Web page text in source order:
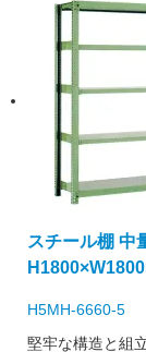
スチール棚 中
H5MH-6660-5
堅牢な構造と組